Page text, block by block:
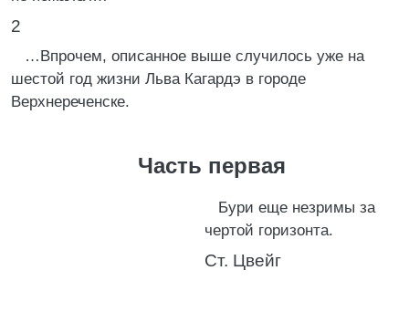
2
…Впрочем, описанное выше случилось уже на
шестой год жизни Льва Кагардэ в городе
Верхнереченске.
Часть первая
Бури еще незримы за
чертой горизонта.
Ст. Цвейг